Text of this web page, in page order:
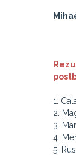
1.
2.
3.
4.
5.